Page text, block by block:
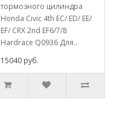
тормозного цилиндра
Honda Civic 4th EC/ ED/ EE/
EF/ CRX 2nd EF6/7/8
Hardrace Q0936 Для..
15040 руб.